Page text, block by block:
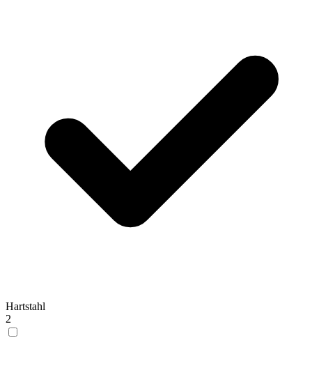
Hartstahl
2